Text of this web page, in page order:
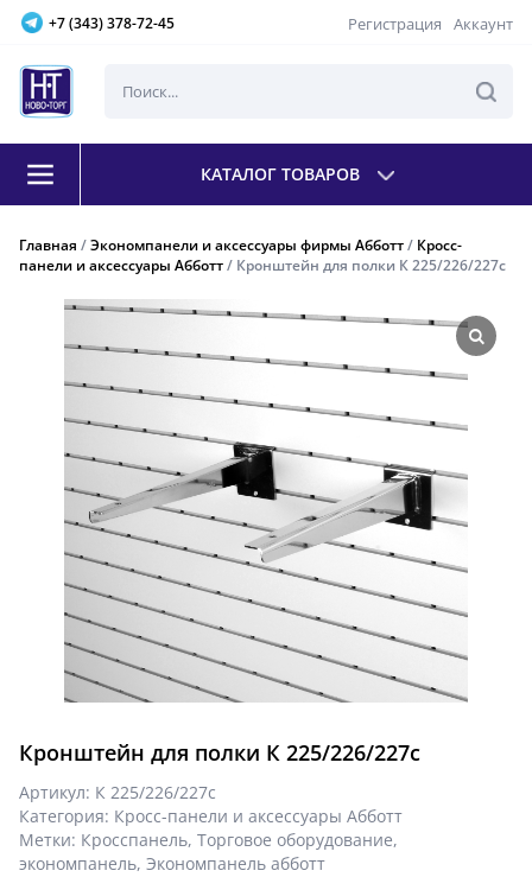
+7 (343) 378-72-45 Регистрация Аккаунт
КАТАЛОГ ТОВАРОВ
Главная /Экономпанели и аксессуары фирмы Абботт/ Кросс-
панели и аксессуары Абботт/ Кронштейн для полки К 225/226/227с
Кронштейн для полки К 225/226/227с
Артикул: К 225/226/227с
Категория: Кросс-панели и аксессуары Абботт
Метки: Кросспанель, Торговое оборудование,
экономпанель, Экономпанель абботт